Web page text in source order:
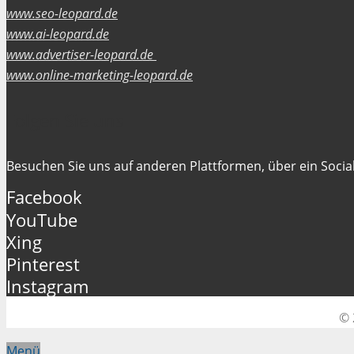
www.seo-leopard.de
www.ai-leopard.de
www.advertiser-leopard.de
www.online-marketing-leopard.de
Besuchen Sie uns auf anderen Plattformen, über ein
Facebook
YouTube
Xing
Pinterest
Instagram
©